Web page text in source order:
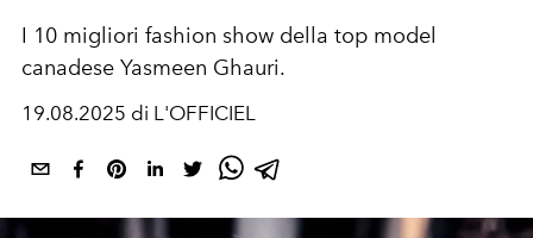
I 10 migliori fashion show della top model
canadese Yasmeen Ghauri.
19.08.2025 di L'OFFICIEL